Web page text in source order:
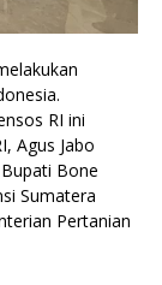
RI ini
Agus Jabo
Bone
Sumatera
Pertanian